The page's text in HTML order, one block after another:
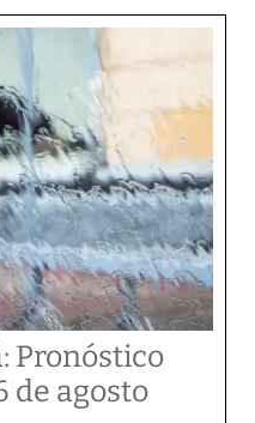
Pronóstico
de agosto